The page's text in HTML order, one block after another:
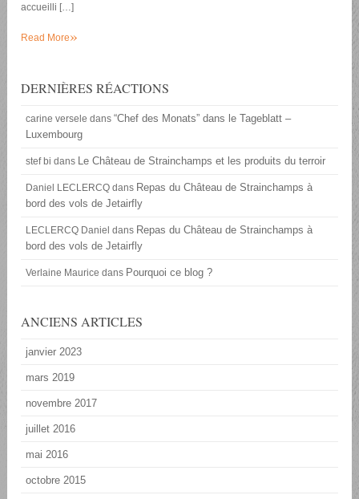
accueilli […]
Read More»
DERNIÈRES RÉACTIONS
carine versele dans“Chef des Monats” dans le Tageblatt –
Luxembourg
stef bi dans Le Château de Strainchamps et les produits du terroir
Daniel LECLERCQ dans Repas du Château de Strainchamps à
bord des vols de Jetairfly
LECLERCQ Daniel dans Repas du Château de Strainchamps à
bord des vols de Jetairfly
Verlaine Maurice dans Pourquoi ce blog ?
ANCIENS ARTICLES
janvier 2023
mars 2019
novembre 2017
juillet 2016
mai 2016
octobre 2015